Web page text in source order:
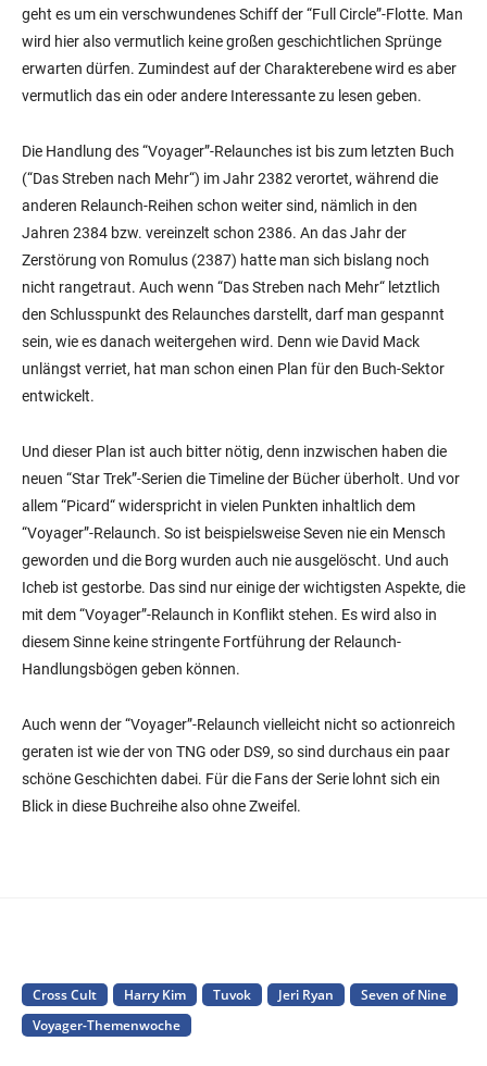
geht es um ein verschwundenes Schiff der “Full Circle”-Flotte. Man
wird hier also vermutlich keine großen geschichtlichen Sprünge
erwarten dürfen. Zumindest auf der Charakterebene wird es aber
vermutlich das ein oder andere Interessante zu lesen geben.
Die Handlung des “Voyager”-Relaunches ist bis zum letzten Buch
(“Das Streben nach Mehr“) im Jahr 2382 verortet, während die
anderen Relaunch-Reihen schon weiter sind, nämlich in den
Jahren 2384 bzw. vereinzelt schon 2386. An das Jahr der
Zerstörung von Romulus (2387) hatte man sich bislang noch
nicht rangetraut. Auch wenn “Das Streben nach Mehr“ letztlich
den Schlusspunkt des Relaunches darstellt, darf man gespannt
sein, wie es danach weitergehen wird. Denn wie David Mack
unlängst verriet, hat man schon einen Plan für den Buch-Sektor
entwickelt.
Und dieser Plan ist auch bitter nötig, denn inzwischen haben die
neuen “Star Trek”-Serien die Timeline der Bücher überholt. Und vor
allem “Picard“ widerspricht in vielen Punkten inhaltlich dem
“Voyager”-Relaunch. So ist beispielsweise Seven nie ein Mensch
geworden und die Borg wurden auch nie ausgelöscht. Und auch
Icheb ist gestorbe. Das sind nur einige der wichtigsten Aspekte, die
mit dem “Voyager”-Relaunch in Konflikt stehen. Es wird also in
diesem Sinne keine stringente Fortführung der Relaunch-
Handlungsbögen geben können.
Auch wenn der “Voyager”-Relaunch vielleicht nicht so actionreich
geraten ist wie der von TNG oder DS9, so sind durchaus ein paar
schöne Geschichten dabei. Für die Fans der Serie lohnt sich ein
Blick in diese Buchreihe also ohne Zweifel.
Cross Cult Harry Kim Tuvok Jeri Ryan
Seven of Nine
Voyager-Themenwoche